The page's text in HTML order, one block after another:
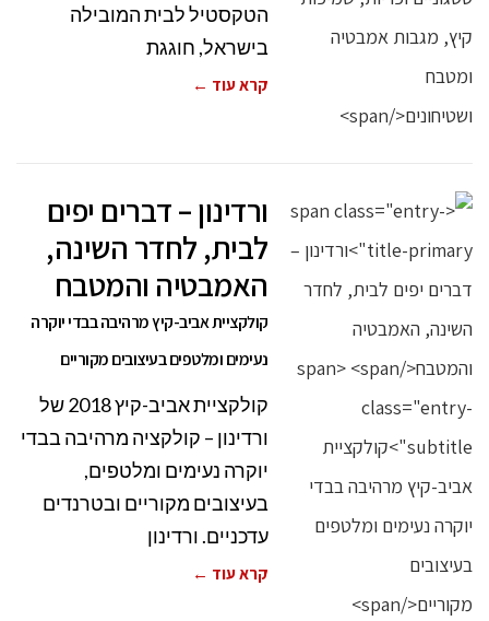
הטקסטיל לבית המובילה
בישראל, חוגגת
קרא עוד ←
ורדינון – דברים יפים
לבית, לחדר השינה,
האמבטיה והמטבח
קולקציית אביב-קיץ מרהיבה בבדי יוקרה
נעימים ומלטפים בעיצובים מקוריים
קולקציית אביב-קיץ 2018 של
ורדינון – קולקציה מרהיבה בבדי
יוקרה נעימים ומלטפים,
בעיצובים מקוריים ובטרנדים
עדכניים. ורדינון
קרא עוד ←